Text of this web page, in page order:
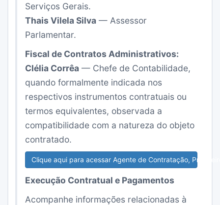
Serviços Gerais.
Thais Vilela Silva— Assessor
Parlamentar.
Fiscal de Contratos Administrativos:
Clélia Corrêa— Chefe de Contabilidade,
quando formalmente indicada nos
respectivos instrumentos contratuais ou
termos equivalentes, observada a
compatibilidade com a natureza do objeto
contratado.
Clique aqui para acessar Agente de Contratação,
Execução Contratual e Pagamentos
Acompanhe informações relacionadas à